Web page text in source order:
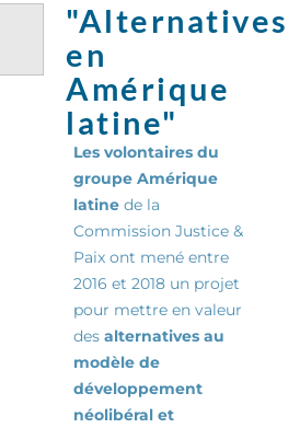
"Alternatives
en
Amérique
latine"
Les volontaires du
groupe Amérique
latine de la
Commission Justice &
Paix ont mené entre
2016 et 2018 un projet
pour mettre en valeur
des alternatives au
modèle de
développement
néolibéral et